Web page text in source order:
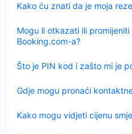
Kako ću znati da je moja
Mogu li otkazati ili
Booking.com-a?
Što je PIN kod i zašto mi je
Sažeto
Gdje mogu pronaći
Kako mogu vidjeti cijenu